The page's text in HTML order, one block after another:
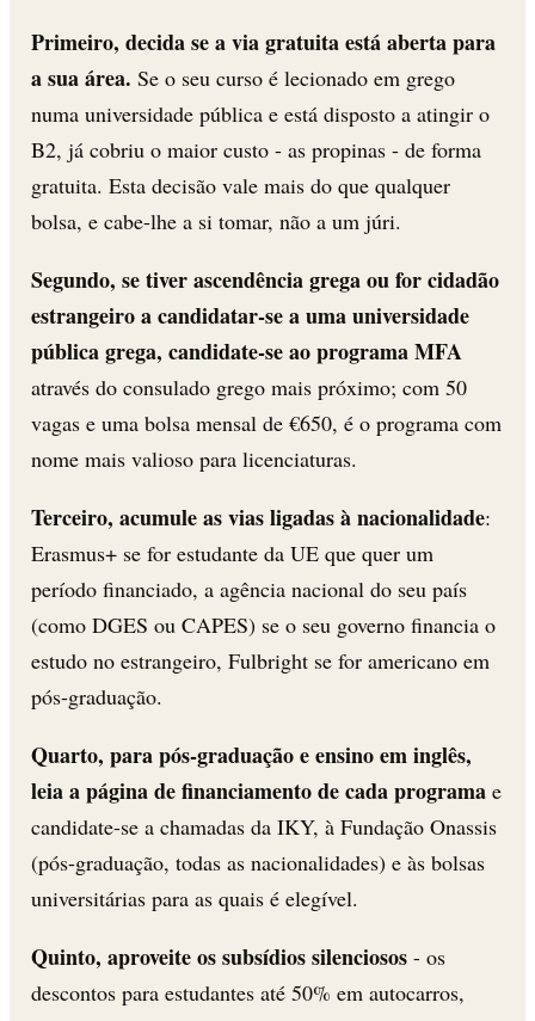
Primeiro, decida se a via gratuita está aberta para
a sua área. Se o seu curso é lecionado em grego
numa universidade pública e está disposto a atingir o
B2, já cobriu o maior custo - as propinas - de forma
gratuita. Esta decisão vale mais do que qualquer
bolsa, e cabe-lhe a si tomar, não a um júri.
Segundo, se tiver ascendência grega ou for cidadão
estrangeiro a candidatar-se a uma universidade
pública grega, candidate-se ao programa MFA
através do consulado grego mais próximo; com 50
vagas e uma bolsa mensal de €650, é o programa com
nome mais valioso para licenciaturas.
Terceiro, acumule as vias ligadas à nacionalidade:
Erasmus+ se for estudante da UE que quer um
período financiado, a agência nacional do seu país
(como DGES ou CAPES) se o seu governo financia o
estudo no estrangeiro, Fulbright se for americano em
pós-graduação.
Quarto, para pós-graduação e ensino em inglês,
leia a página de financiamento de cada programa e
candidate-se a chamadas da IKY, à Fundação Onassis
(pós-graduação, todas as nacionalidades) e às bolsas
universitárias para as quais é elegível.
Quinto, aproveite os subsídios silenciosos - os
descontos para estudantes até 50% em autocarros,